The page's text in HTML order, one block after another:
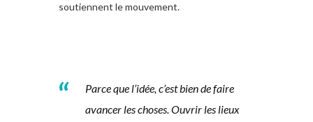
soutiennent le mouvement.
Parce que l’idée, c’est bien de faire
avancer les choses. Ouvrir les lieux